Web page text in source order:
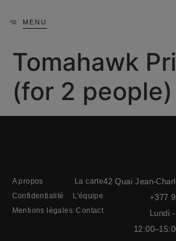
MENU
Tomahawk
(for 2 people)
A propos
Confidentialité
Mentions légales
La carte
L'équipe
Contact
42 Quai Jean-
+377
Lundi
délicieux plats du restaurant Amici